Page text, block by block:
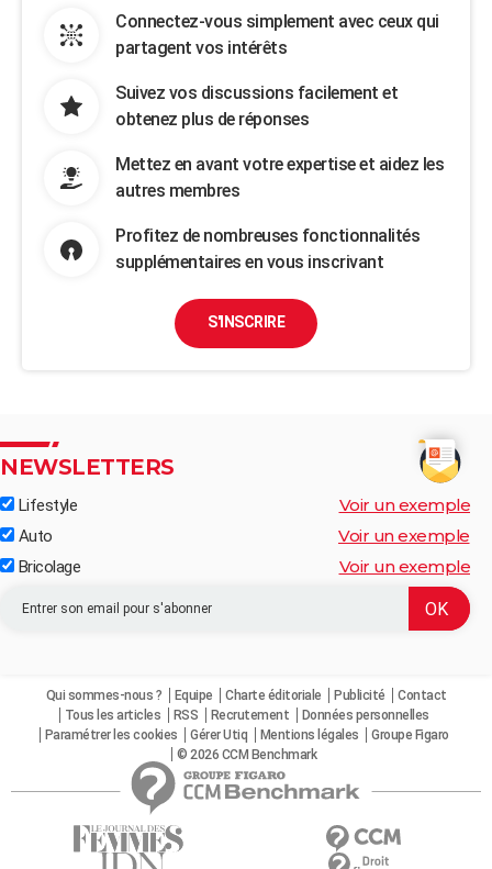
Connectez-vous simplement avec ceux qui
partagent vos intérêts
Suivez vos discussions facilement et
obtenez plus de réponses
Mettez en avant votre expertise et aidez les
autres membres
Profitez de nombreuses fonctionnalités
supplémentaires en vous inscrivant
S'INSCRIRE
NEWSLETTERS
Lifestyle Voir un exemple
Auto Voir un exemple
Bricolage Voir un exemple
Qui sommes-nous ? Equipe Charte éditoriale Publicité
Contact
Tous les articles
RSS Recrutement
Données personnelles
Paramétrer les cookies
Gérer Utiq Mentions légales
Groupe Figaro
© 2026 CCM Benchmark